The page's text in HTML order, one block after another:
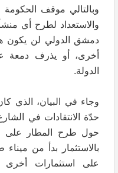
وبالتالي موقف الحكومة
والاستعداد لطرح أي
دمشق الدولي لن يكون
أخرى، أو يذرف دمعة
الدولة.
وجاء في البيان، الذي
حدّة الانتقادات في
حول طرح المطار على
بالاستثمار بدأ من
على استثمارات أخرى